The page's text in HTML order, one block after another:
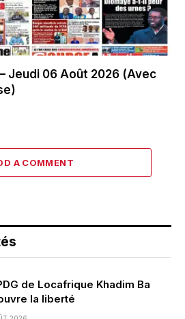
Jeudi 06 Août 2026 (Avec
A COMMENT
de Locafrique Khadim Ba
la liberté